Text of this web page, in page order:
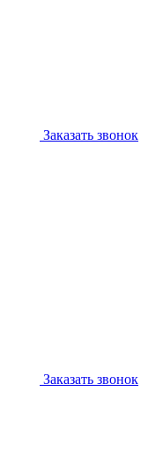
Заказать звонок
Заказать звонок